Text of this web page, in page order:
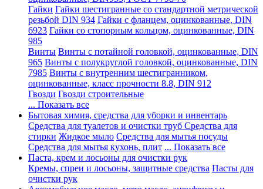
Гайки Гайки шестигранные со стандартной метрической
резьбой DIN 934 Гайки с фланцем, оцинкованные, DIN
6923 Гайки со стопорным кольцом, оцинкованные, DIN
985
Винты Винты с потайной головкой, оцинкованные, DIN
965 Винты с полукруглой головкой, оцинкованные, DIN
7985 Винты с внутренним шестигранником,
оцинкованные, класс прочности 8.8, DIN 912
Гвозди Гвозди строительные
... Показать все
Бытовая химия, средства для уборки и инвентарь
Средства для туалетов и очистки труб Средства для
стирки Жидкое мыло Средства для мытья посуды
Средства для мытья кухонь, плит ... Показать все
Паста, крем и лосьоны для очистки рук
Кремы, спреи и лосьоны, защитные средства Пасты для
очистки рук